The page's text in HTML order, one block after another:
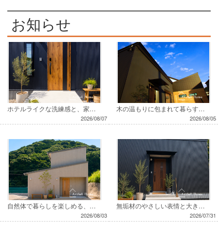
お知らせ
ホテルライクな洗練感と、家族の心地よさが共存するお家
2026/08/07
木の温もりに包まれて暮らす。家族の時間を楽しむお家
2026/08/05
自然体で暮らしを楽しめる、木のぬくもりに包まれたお家
2026/08/03
無垢材のやさしい表情と大きな梁が印象的なお家
2026/07/31